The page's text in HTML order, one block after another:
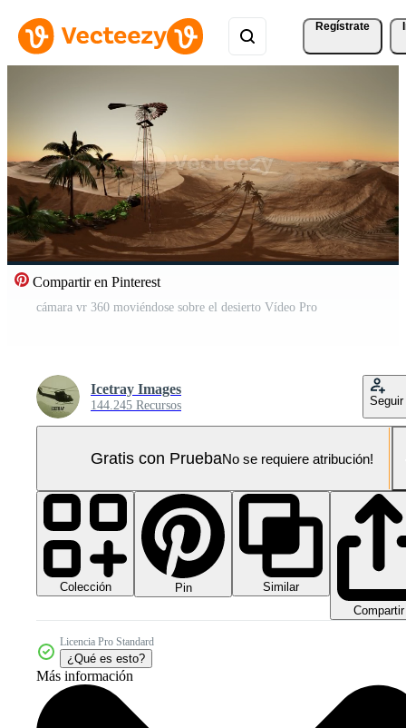
Regístrate
Compartir en Pinterest
cámara vr 360 moviéndose sobre el desierto Vídeo Pro
Icetray Images
144.245 Recursos Seguir
Gratis con PruebaNo se requiere atribución!
Colección Pin
Similar
Compartir
Licencia Pro Standard
¿Qué es esto?
Más información